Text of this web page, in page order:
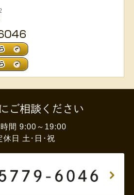
ご相談ください
間 9:00～19:00
休日 土･日･祝